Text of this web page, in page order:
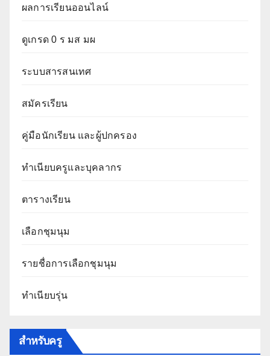
ผลการเรียนออนไลน์
ดูเกรด 0 ร มส มผ
ระบบสารสนเทศ
สมัครเรียน
คู่มือนักเรียน และผู้ปกครอง
ทำเนียบครูและบุคลากร
ตารางเรียน
เลือกชุมนุม
รายชื่อการเลือกชุมนุม
ทำเนียบรุ่น
สำหรับครู